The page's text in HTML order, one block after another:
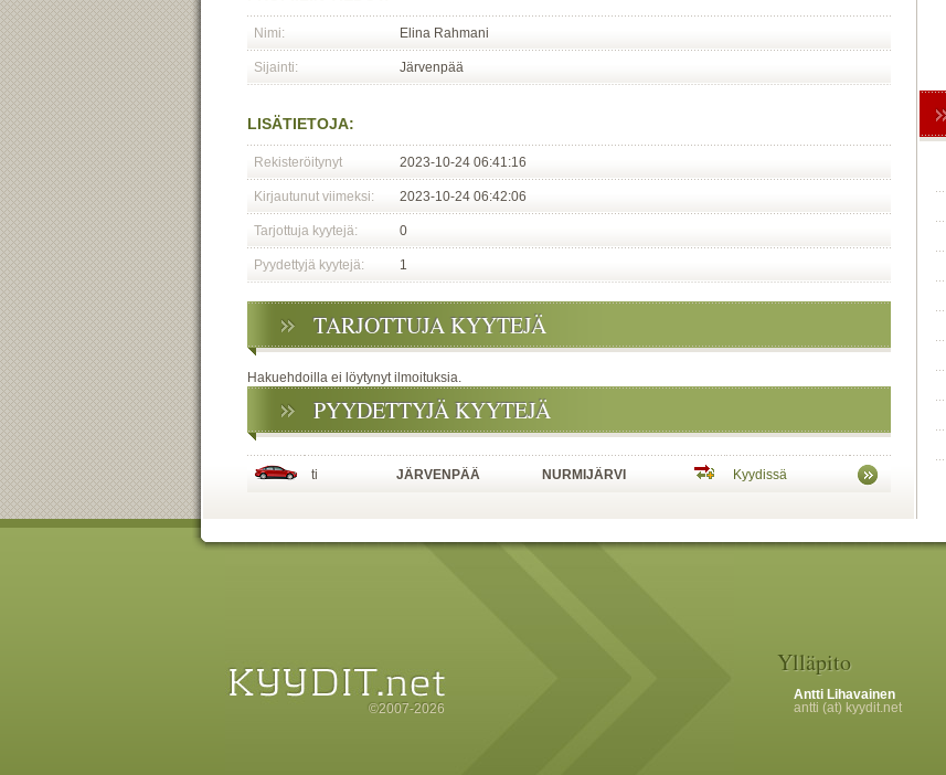
Nimi: Elina Rahmani
Sijainti: Järvenpää
LISÄTIETOJA:
Rekisteröitynyt 2023-10-24 06:41:16
Kirjautunut viimeksi: 2023-10-24 06:42:06
Tarjottuja kyytejä: 0
Pyydettyjä kyytejä: 1
TARJOTTUJA KYYTEJÄ
Hakuehdoilla ei löytynyt ilmoituksia.
PYYDETTYJÄ KYYTEJÄ
ti JÄRVENPÄÄ NURMIJÄRVI Kyydissä
©2007-2026
Ylläpito
Antti Lihavainen
antti (at) kyydit.net